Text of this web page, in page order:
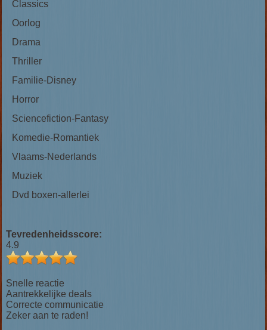
Classics
Oorlog
Drama
Thriller
Familie-Disney
Horror
Sciencefiction-Fantasy
Komedie-Romantiek
Vlaams-Nederlands
Muziek
Dvd boxen-allerlei
Tevredenheidsscore:
4.9
Snelle reactie
Aantrekkelijke deals
Correcte communicatie
Zeker aan te raden!